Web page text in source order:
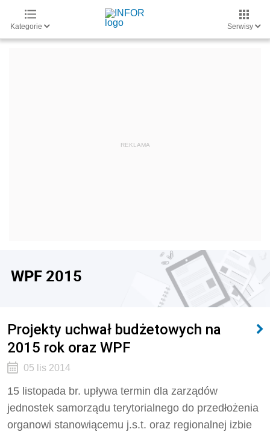
Kategorie Serwisy
WPF 2015
Projekty uchwał budżetowych na
2015 rok oraz WPF
05 lis 2014
15 listopada br. upływa termin dla zarządów
jednostek samorządu terytorialnego do przedłożenia
organowi stanowiącemu j.s.t. oraz regionalnej izbie